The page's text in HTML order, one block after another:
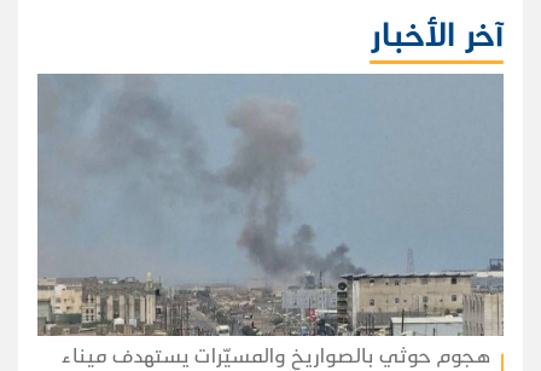
آخر الأخبار
هجوم حوثي بالصواريخ والمسيّرات يستهدف ميناء